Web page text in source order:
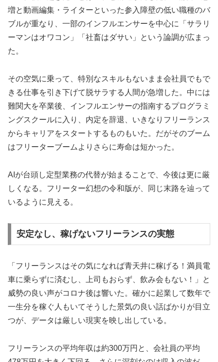
増と動画編集・ライターといった参入障壁の低い職種のバ
ブルが重なり、一部のインフルエンサーを中心に「サラリ
ーマンはオワコン」「社畜はダサい」という論調が広まっ
た。
その空気に乗って、特別なスキルもないまま会社員でもで
きる仕事を引き下げて脱サラする人間が急増した。中には
難関大を卒業後、インフルエンサーの指南するプログラミ
ングスクールに入り、内定を辞退、いきなりフリーランス
からキャリアをスタートするものもいた。だがそのブーム
はフリーターブームよりさらに寿命は短かった。
AIが台頭し定型業務の代替が始まることで、今後は更に厳
しくなる。フリーター幻想の令和版が、同じ末路を辿って
いるように見える。
安定なし、稼げないフリーランスの実態
「フリーランスはその気になれば青天井に稼げる！満員電
車に乗らずに済むし、上司もおらず、飲み会もない！」と
威勢の良い声がコロナ後は響いた。確かに起業して数年で
一生分を稼ぐ人もいてそうした景気の良い話ばかりが目立
つが、データは厳しい現実を映し出している。
フリーランスの平均年収は約300万円と、会社員の平均